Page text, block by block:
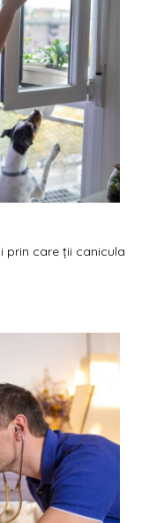
prin care ții canicula